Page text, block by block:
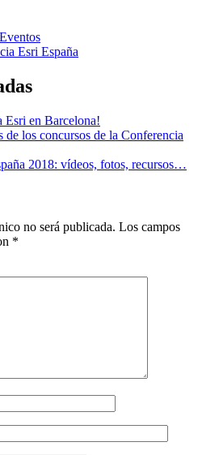
Eventos
Esri España
Esri en Barcelona!
de los concursos de la Conferencia
2018: vídeos, fotos, recursos…
no será publicada. Los campos
*